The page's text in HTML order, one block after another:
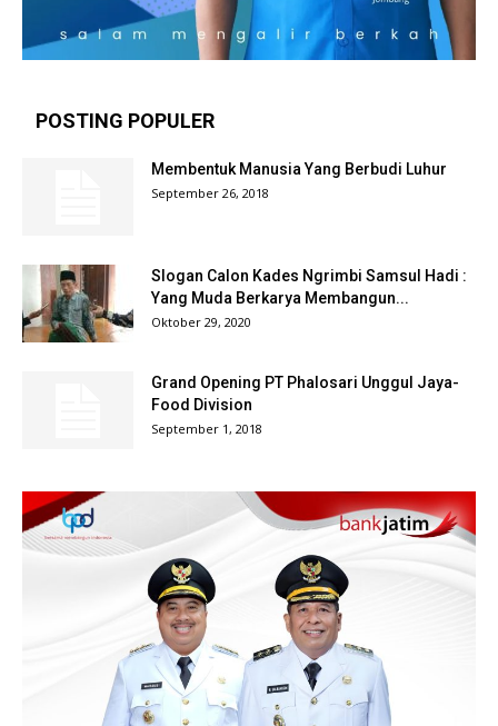
POSTING POPULER
Membentuk Manusia Yang Berbudi Luhur
September 26, 2018
Slogan Calon Kades Ngrimbi Samsul Hadi :
Yang Muda Berkarya Membangun...
Oktober 29, 2020
Grand Opening PT Phalosari Unggul Jaya-
Food Division
September 1, 2018